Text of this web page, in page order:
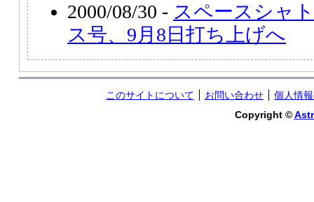
2000/08/30 - スペースシャ
ス号、9月8日打ち上げへ
このサイトについて お問い合わせ
個人情
Copyright ©